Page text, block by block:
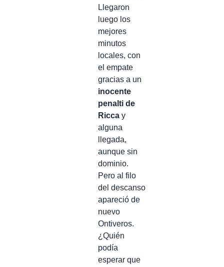
Llegaron
luego los
mejores
minutos
locales, con
el empate
gracias a un
inocente
penalti de
Ricca y
alguna
llegada,
aunque sin
dominio.
Pero al filo
del descanso
apareció de
nuevo
Ontiveros.
¿Quién
podía
esperar que